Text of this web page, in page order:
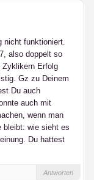
nicht funktioniert.
also doppelt so
Erfolg
Gz zu Deinem
Du auch
auch mit
wenn man
bleibt: wie sieht es
Du hattest
Antworten